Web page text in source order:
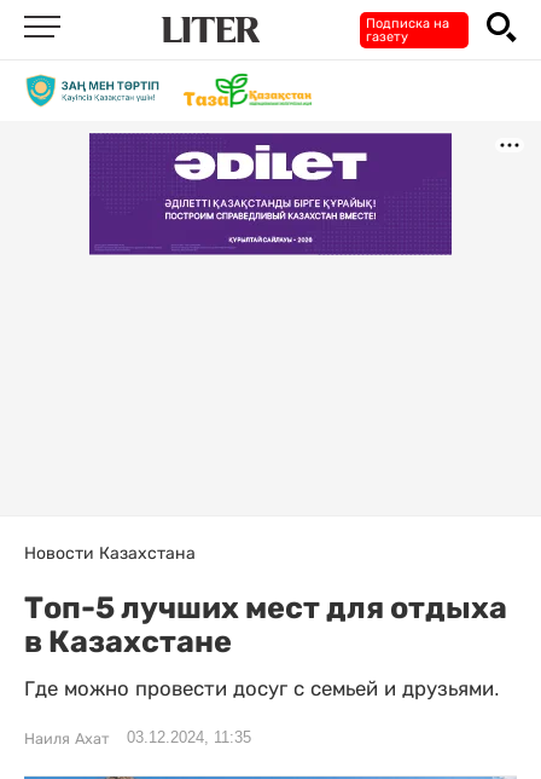
Подписка на
газету
Новости Казахстана
Топ-5 лучших мест для отдыха
в Казахстане
Где можно провести досуг с семьей и друзьями.
Наиля Ахат 03.12.2024, 11:35